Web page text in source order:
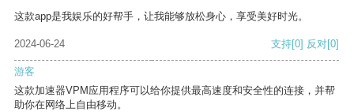
这款app是我娱乐的好帮手，让我能够放松身心，享受美好时光。
2024-06-24 支持[0] 反对[0]
游客
这款加速器VPM应用程序可以给你提供最高速度和安全性的连接，并帮
助你在网络上自由移动。